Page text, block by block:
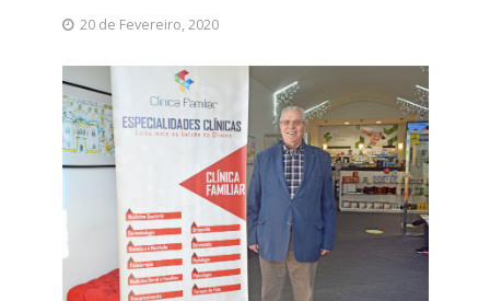
20 de Fevereiro, 2020